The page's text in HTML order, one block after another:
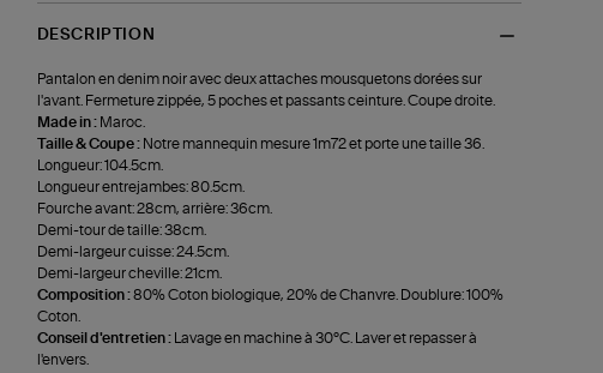
DESCRIPTION
Pantalon en denim noir avec deux attaches mousquetons dorées sur
l'avant. Fermeture zippée, 5 poches et passants ceinture. Coupe droite.
Made in : Maroc.
Taille & Coupe : Notre mannequin mesure 1m72 et porte une taille 36.
Longueur: 104.5cm.
Longueur entrejambes: 80.5cm.
Fourche avant: 28cm, arrière: 36cm.
Demi-tour de taille: 38cm.
Demi-largeur cuisse: 24.5cm.
Demi-largeur cheville: 21cm.
Composition :80% Coton biologique, 20% de Chanvre. Doublure: 100%
Coton.
Conseil d'entretien :
Lavage en machine à 30°C. Laver et repasser à
l'envers.